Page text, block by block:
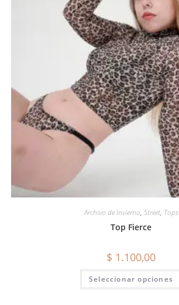
Archivo de Invierno, Street, Tops
Top Fierce
$ 1.100,00
Seleccionar opciones